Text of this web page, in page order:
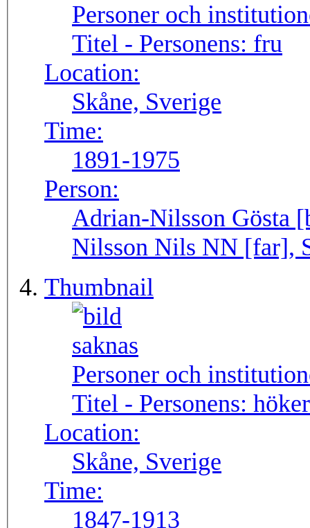
Personer och
Titel - Personens: fru
Location:
Skåne, Sverige
Time:
1891-1975
Person:
Adrian-Nilsson Gösta
Nilsson Nils NN [far],
Thumbnail
Personer och
Titel - Personens:
Location:
Skåne, Sverige
Time:
1847-1913